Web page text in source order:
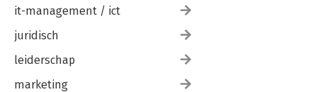
it-management / ict
juridisch
leiderschap
marketing